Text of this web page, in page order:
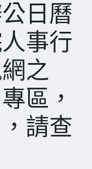
日曆
事行
之
區，
請查